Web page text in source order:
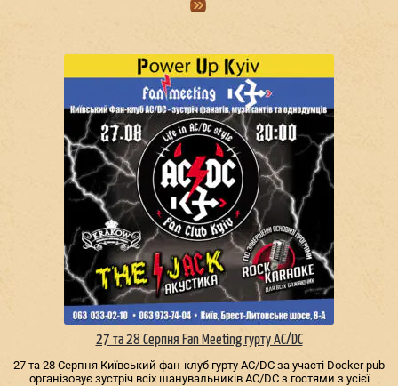
27 та 28 Серпня Fan Meeting гурту AC/DС
27 та 28 Серпня Київський фан-клуб гурту AC/DС за участі Docker pub
організовує зустріч всіх шанувальників AC/DС з гостями з усієї